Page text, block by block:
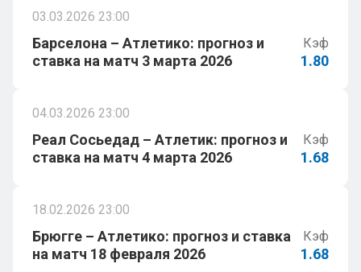
03.03.2026 23:00
Барселона – Атлетико: прогноз и
ставка на матч 3 марта 2026
Кэф
1.80
04.03.2026 23:00
Реал Сосьедад – Атлетик: прогноз и
ставка на матч 4 марта 2026
Кэф
1.68
18.02.2026 23:00
Брюгге – Атлетико: прогноз и ставка
на матч 18 февраля 2026
Кэф
1.68